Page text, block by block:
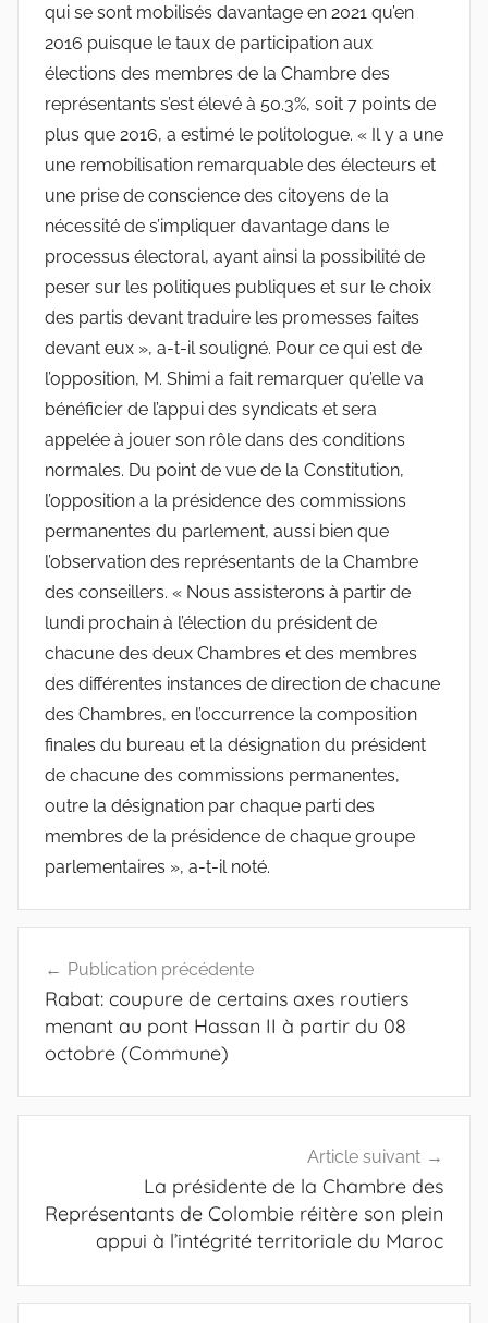
qui se sont mobilisés davantage en 2021 qu’en
2016 puisque le taux de participation aux
élections des membres de la Chambre des
représentants s’est élevé à 50.3%, soit 7 points de
plus que 2016, a estimé le politologue. « Il y a une
une remobilisation remarquable des électeurs et
une prise de conscience des citoyens de la
nécessité de s’impliquer davantage dans le
processus électoral, ayant ainsi la possibilité de
peser sur les politiques publiques et sur le choix
des partis devant traduire les promesses faites
devant eux », a-t-il souligné. Pour ce qui est de
l’opposition, M. Shimi a fait remarquer qu’elle va
bénéficier de l’appui des syndicats et sera
appelée à jouer son rôle dans des conditions
normales. Du point de vue de la Constitution,
l’opposition a la présidence des commissions
permanentes du parlement, aussi bien que
l’observation des représentants de la Chambre
des conseillers. « Nous assisterons à partir de
lundi prochain à l’élection du président de
chacune des deux Chambres et des membres
des différentes instances de direction de chacune
des Chambres, en l’occurrence la composition
finales du bureau et la désignation du président
de chacune des commissions permanentes,
outre la désignation par chaque parti des
membres de la présidence de chaque groupe
parlementaires », a-t-il noté.
de
l’article
Publication précédente
Rabat: coupure de certains axes routiers
menant au pont Hassan II à partir du 08
octobre (Commune)
Article suivant
La présidente de la Chambre des
Représentants de Colombie réitère son plein
appui à l’intégrité territoriale du Maroc